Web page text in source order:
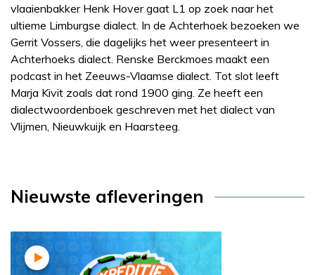
vlaaienbakker Henk Hover gaat L1 op zoek naar het
ultieme Limburgse dialect. In de Achterhoek bezoeken we
Gerrit Vossers, die dagelijks het weer presenteert in
Achterhoeks dialect. Renske Berckmoes maakt een
podcast in het Zeeuws-Vlaamse dialect. Tot slot leeft
Marja Kivit zoals dat rond 1900 ging. Ze heeft een
dialectwoordenboek geschreven met het dialect van
Vlijmen, Nieuwkuijk en Haarsteeg.
Nieuwste afleveringen